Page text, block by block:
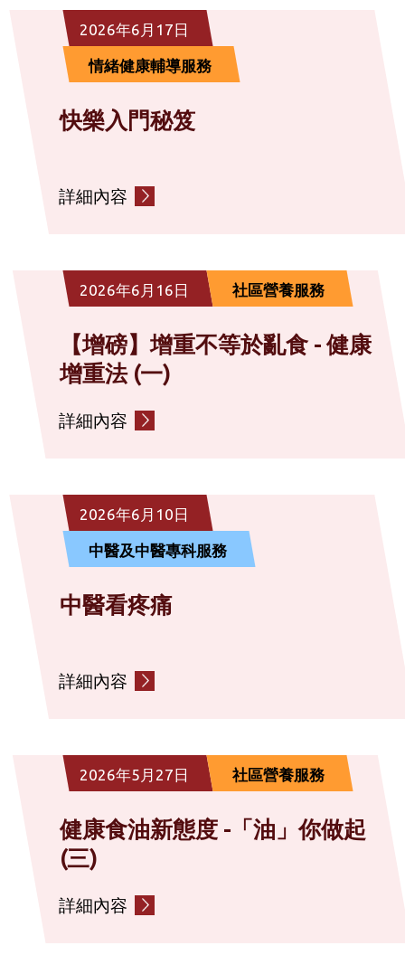
2026年6月17日
情緒健康輔導服務
快樂入門秘笈
詳細內容
2026年6月16日 社區營養服務
【增磅】增重不等於亂食 - 健康
增重法 (一)
詳細內容
2026年6月10日
中醫及中醫專科服務
中醫看疼痛
詳細內容
2026年5月27日 社區營養服務
健康食油新態度 -「油」你做起
(三)
詳細內容